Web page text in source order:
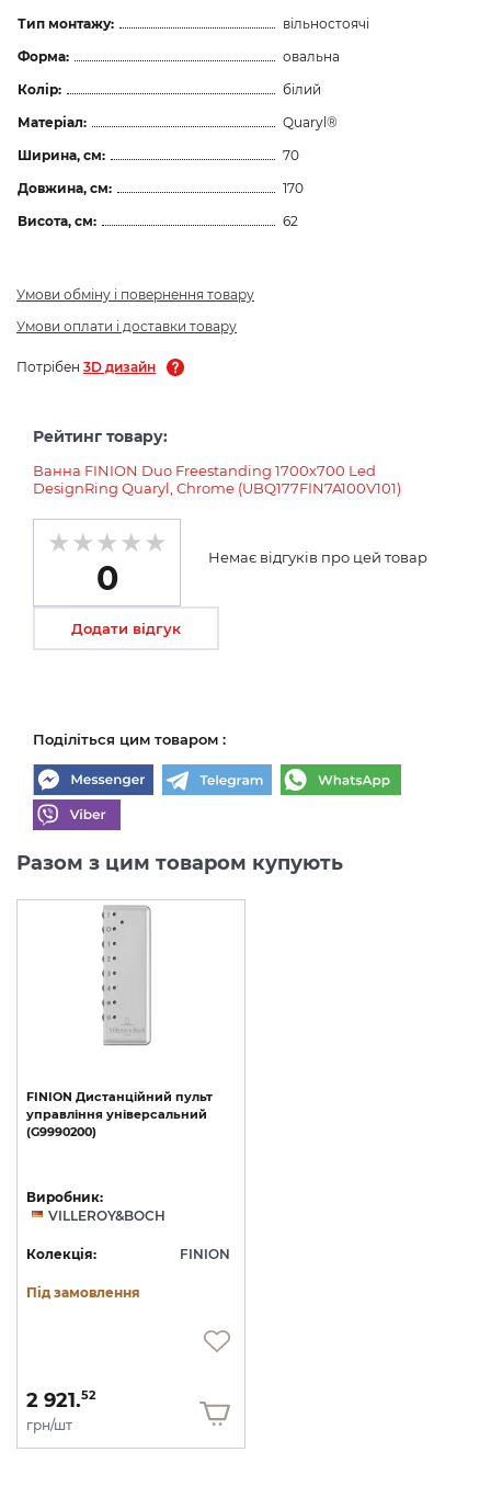
Тип монтажу:
вільностоячі
Форма:
овальна
Колір:
білий
Матеріал:
Quaryl®
Ширина, см:
70
Довжина, см:
170
Висота, см:
62
Умови обміну і повернення товару
Умови оплати і доставки товару
Потрібен 3D дизайн
Рейтинг товару:
Ванна FINION Duo Freestanding 1700x700 Led
DesignRing Quaryl, Chrome (UBQ177FIN7A100V101)
0
Немає відгуків про цей товар
Додати відгук
Поділіться цим товаром :
Разом з цим товаром купують
FINION Дистанційний пульт
управління універсальний
(G9990200)
Виробник:
VILLEROY&BOCH
Колекція: FINION
Під замовлення
2 921.52
грн/шт